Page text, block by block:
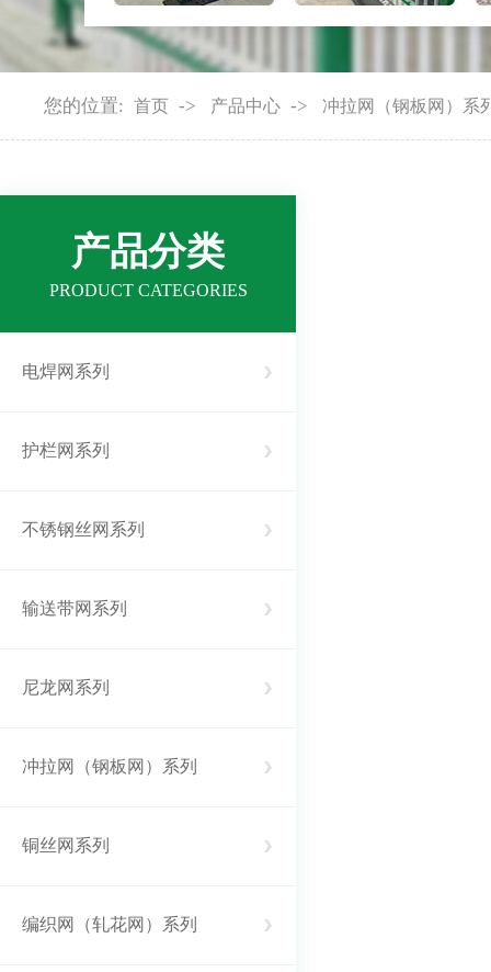
您的位置: 首页 -> 产品中心 -> 冲拉网（钢板网）系
产品分类
PRODUCT CATEGORIES
电焊网系列
护栏网系列
不锈钢丝网系列
输送带网系列
尼龙网系列
冲拉网（钢板网）系列
铜丝网系列
编织网（轧花网）系列